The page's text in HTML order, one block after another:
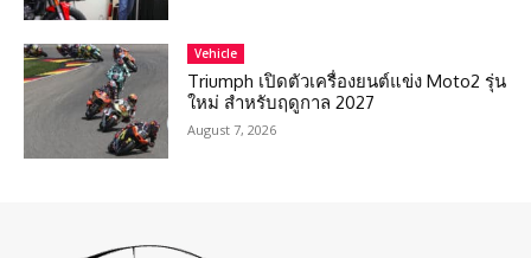
Vehicle
Triumph เปิดตัวเครื่องยนต์แข่ง Moto2 รุ่น
ใหม่ สำหรับฤดูกาล 2027
August 7, 2026